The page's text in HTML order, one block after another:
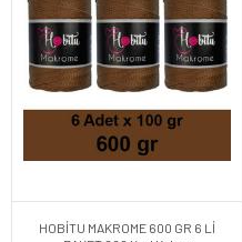
HOBİTU MAKROME 600 GR 6 Lİ